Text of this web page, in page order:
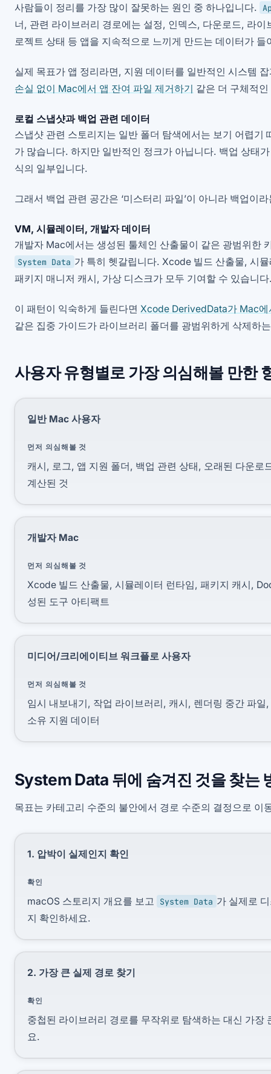
사람들이 정리를 가장 많이 잘못하는 원인 중 하나입니다.
너, 관련 라이브러리 경로에는 설정, 인덱스, 다운로드, 라
로젝트 상태 등 앱을 지속적으로 느끼게 만드는 데이터가 들
실제 목표가 앱 정리라면, 지원 데이터를 일반적인 시스템
손실 없이 Mac에서 앱 잔여 파일 제거하기 같은 더 구체적
로컬 스냅샷과 백업 관련 데이터
스냅샷 관련 스토리지는 일반 폴더 탐색에서는 보기 어렵기
가 많습니다. 하지만 일반적인 정크가 아닙니다. 백업 상태
식의 일부입니다.
그래서 백업 관련 공간은 ‘미스터리 파일’이 아니라 백업이
VM, 시뮬레이터, 개발자 데이터
개발자 Mac에서는 생성된 툴체인 산출물이 같은 광범위한
System Data 가 특히 헷갈립니다. Xcode 빌드 산출물, 시
패키지 매니저 캐시, 가상 디스크가 모두 기여할 수 있습니
이 패턴이 익숙하게 들린다면 Xcode DerivedData가 Mac
같은 집중 가이드가 라이브러리 폴더를 광범위하게 삭제하
사용자 유형별로 가장 의심해볼 만한
일반 Mac 사용자
먼저 의심해볼 것
캐시, 로그, 앱 지원 폴더, 백업 관련 상태, 오래된 다운로
계산된 것
개발자 Mac
먼저 의심해볼 것
Xcode 빌드 산출물, 시뮬레이터 런타임, 패키지 캐시,
성된 도구 아티팩트
미디어/크리에이티브 워크플로 사용자
먼저 의심해볼 것
임시 내보내기, 작업 라이브러리, 캐시, 렌더링 중간 파일
소유 지원 데이터
System Data 뒤에 숨겨진 것을 찾는
목표는 카테고리 수준의 불안에서 경로 수준의 결정으로 이
1. 압박이 실제인지 확인
확인
macOS 스토리지 개요를 보고 System Data 가 실제로
지 확인하세요.
2. 가장 큰 실제 경로 찾기
확인
중첩된 라이브러리 경로를 무작위로 탐색하는 대신 가장
요.